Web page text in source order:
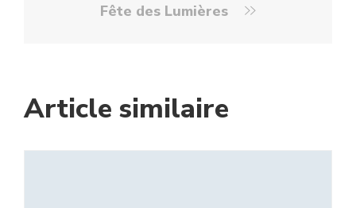
Fête des Lumières
Article similaire